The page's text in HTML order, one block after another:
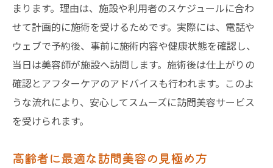
まります。理由は、施設や利用者のスケジュールに合わ
せて計画的に施術を受けるためです。実際には、電話や
ウェブで予約後、事前に施術内容や健康状態を確認し、
当日は美容師が施設へ訪問します。施術後は仕上がりの
確認とアフターケアのアドバイスも行われます。このよ
うな流れにより、安心してスムーズに訪問美容サービス
を受けられます。
高齢者に最適な訪問美容の見極め方